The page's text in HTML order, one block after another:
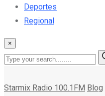
Deportes
Regional
×
Starmix Radio 100.1FM Blog